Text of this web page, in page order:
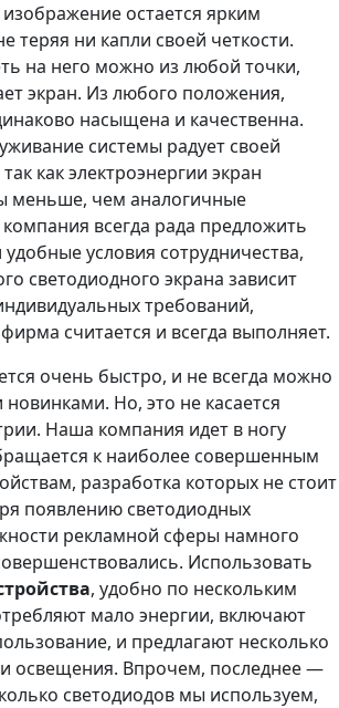
остается ярким
теряя ни капли своей четкости.
на него можно из любой точки,
экран. Из любого положения,
насыщена и качественна.
системы радует своей
как электроэнергии экран
меньше, чем аналогичные
всегда рада предложить
условия сотрудничества,
светодиодного экрана зависит
требований,
считается и всегда выполняет.
очень быстро, и не всегда можно
новинками. Но, это не касается
Наша компания идет в ногу
к наиболее совершенным
разработка которых не стоит
появлению светодиодных
рекламной сферы намного
Использовать
, удобно по нескольким
мало энергии, включают
и предлагают несколько
освещения. Впрочем, последнее —
светодиодов мы используем,